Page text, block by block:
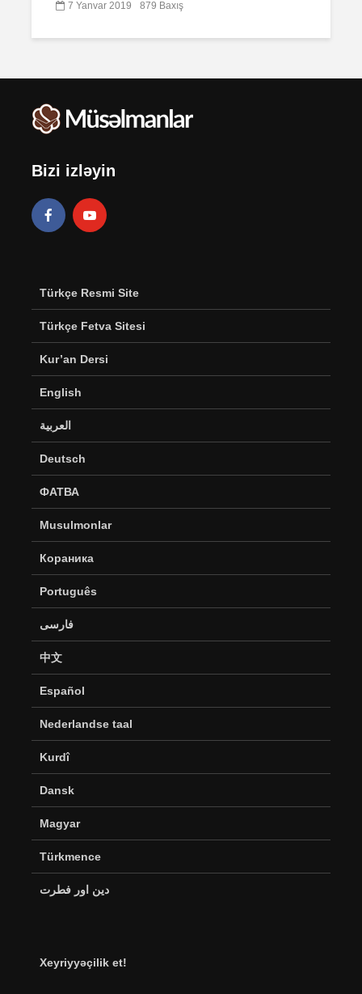
7 Yanvar 2019 879 Baxış
Bizi izləyin
Türkçe Resmi Site
Türkçe Fetva Sitesi
Kur’an Dersi
English
العربية
Deutsch
ФАТВА
Musulmonlar
Кораника
Português
فارسی
中文
Español
Nederlandse taal
Kurdî
Dansk
Magyar
Türkmence
دین اور فطرت
Xeyriyyəçilik et!